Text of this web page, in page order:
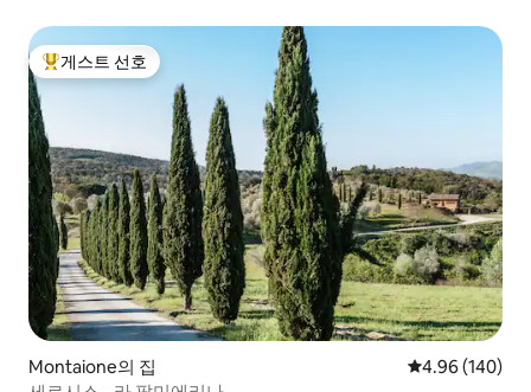
상위 게스트 선호
게스트 선호
Montaione의 집 평점 4.96점(5
4.96 (140)